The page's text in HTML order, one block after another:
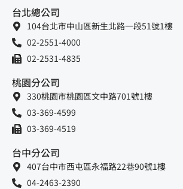
台北總公司
104台北市中山區新生北路一段51號1樓
02-2551-4000
02-2531-4835
桃園分公司
330桃園市桃園區文中路701號1樓
03-369-4599
03-369-4519
台中分公司
407台中市西屯區永福路22巷90號1樓
04-2463-2390